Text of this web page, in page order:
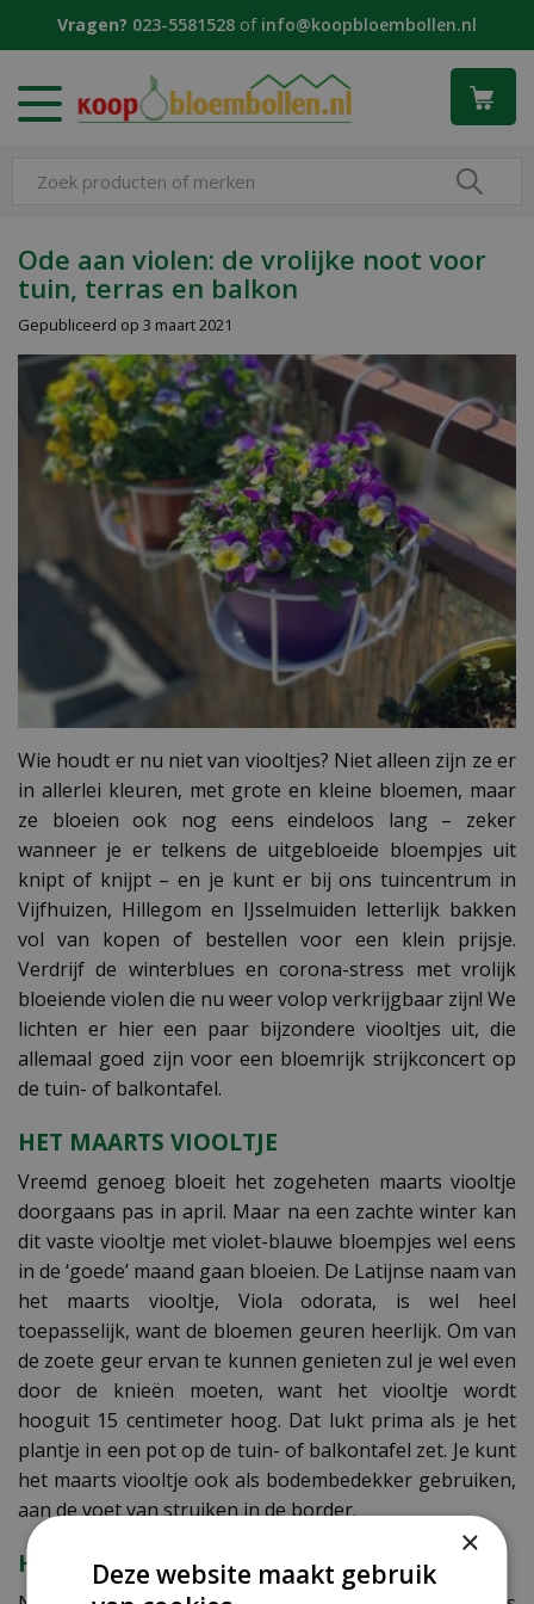
Vragen? 023-5581528 of info@koopbloembollen.nl
Ode aan violen: de vrolijke noot voor
tuin, terras en balkon
Gepubliceerd op 3 maart 2021
Wie houdt er nu niet van viooltjes? Niet alleen zijn ze er
in allerlei kleuren, met grote en kleine bloemen, maar
ze bloeien ook nog eens eindeloos lang – zeker
wanneer je er telkens de uitgebloeide bloempjes uit
knipt of knijpt – en je kunt er bij ons tuincentrum in
Vijfhuizen, Hillegom en IJsselmuiden letterlijk bakken
vol van kopen of bestellen voor een klein prijsje.
Verdrijf de winterblues en corona-stress met vrolijk
bloeiende violen die nu weer volop verkrijgbaar zijn! We
lichten er hier een paar bijzondere viooltjes uit, die
allemaal goed zijn voor een bloemrijk strijkconcert op
de tuin- of balkontafel.
HET MAARTS VIOOLTJE
Vreemd genoeg bloeit het zogeheten maarts viooltje
doorgaans pas in april. Maar na een zachte winter kan
dit vaste viooltje met violet-blauwe bloempjes wel eens
in de ‘goede’ maand gaan bloeien. De Latijnse naam van
het maarts viooltje, Viola odorata, is wel heel
toepasselijk, want de bloemen geuren heerlijk. Om van
de zoete geur ervan te kunnen genieten zul je wel even
door de knieën moeten, want het viooltje wordt
hooguit 15 centimeter hoog. Dat lukt prima als je het
plantje in een pot op de tuin- of balkontafel zet. Je kunt
het maarts viooltje ook als bodembedekker gebruiken,
aan de voet van struiken in de border.
HET LABRADORVIOOLTJE
×
Deze website maakt gebruik